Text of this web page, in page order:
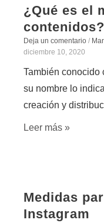
¿Qué es el
contenidos?
Deja un comentario /
diciembre 10, 2020
También conocido
su nombre lo
creación y
Leer más »
Medidas
Instagram